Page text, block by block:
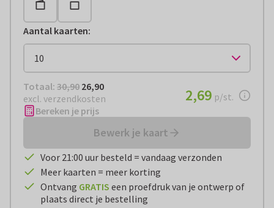
Aantal kaarten:
Totaal: € 26,90
Totaal: 30,90 26,90
excl. verzendkosten
€ 2,69per stuk
2,69 p/st.
Bereken je prijs
Bewerk je kaart
Voor 21:00 uur besteld = vandaag verzonden
Meer kaarten = meer korting
Ontvang GRATIS een proefdruk van je ontwerp of
plaats direct je bestelling